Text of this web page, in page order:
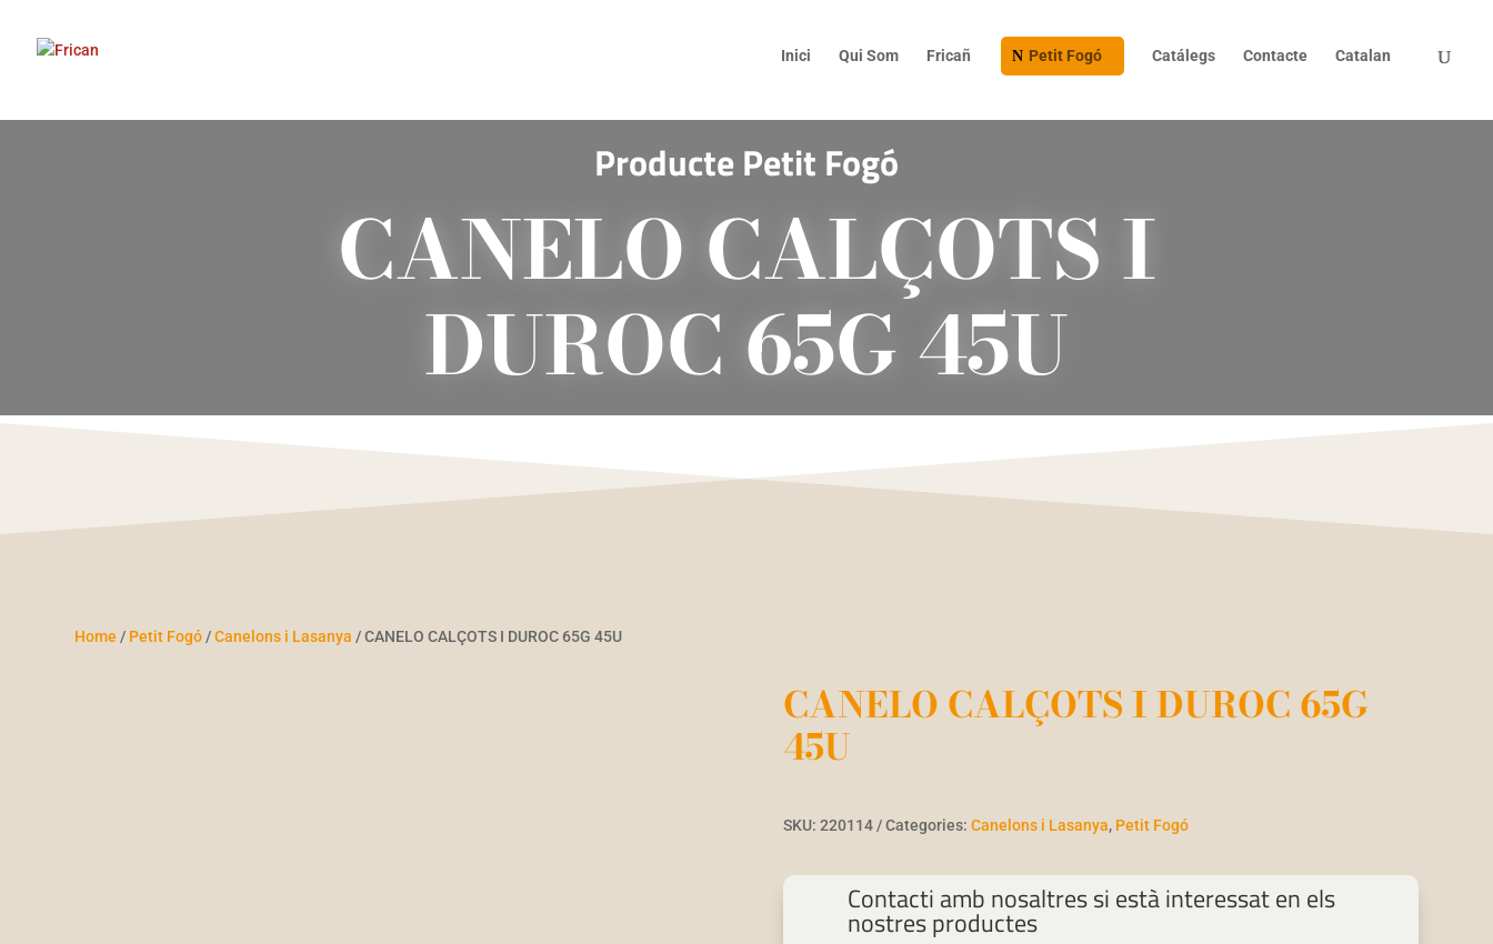
Inici Qui Som Fricañ Petit Fogó Catálegs Contacte Catalan
Producte Petit Fogó
CANELO CALÇOTS I
DUROC 65G 45U
Home / Petit Fogó /Canelons i Lasanya / CANELO CALÇOTS I DUROC 65G 45U
CANELO CALÇOTS I DUROC 65G
45U
SKU:220114 Categories:Canelons i Lasanya, Petit Fogó
Contacti amb nosaltres si està interessat en els
nostres productes